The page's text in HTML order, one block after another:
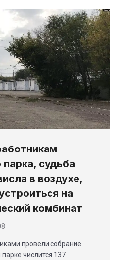
судьба
в воздухе,
на
комбинат
провели собрание.
числится 137